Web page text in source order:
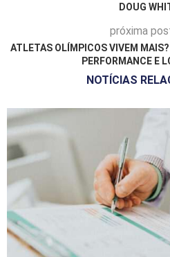
DOUG
próxima
ATLETAS OLÍMPICOS VIVEM
PERFORMANCE E
NOTÍCIAS